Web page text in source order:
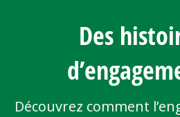
Des
Découvrez comment